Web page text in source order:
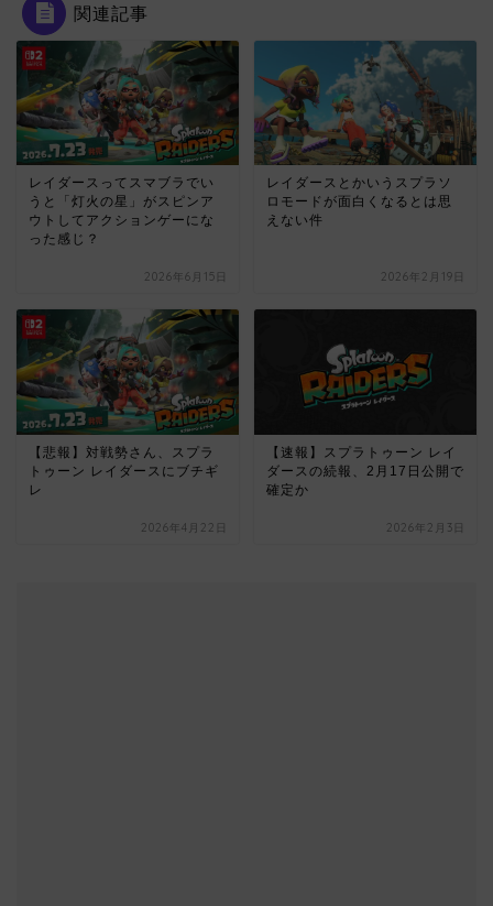
関連記事
レイダースってスマブラでい
うと「灯火の星」がスピンア
ウトしてアクションゲーにな
った感じ？
2026年6月15日
レイダースとかいうスプラソ
ロモードが面白くなるとは思
えない件
2026年2月19日
【悲報】対戦勢さん、スプラ
トゥーン レイダースにブチギ
レ
2026年4月22日
【速報】スプラトゥーン レイ
ダースの続報、2月17日公開で
確定か
2026年2月3日